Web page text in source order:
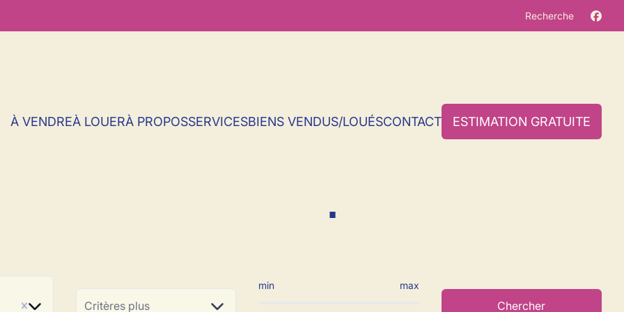
Recherche
À VENDREÀ LOUERÀ PROPOSSERVICESBIENS VENDUS/LOUÉSCONTACT ESTIMATION GRATUITE
à vendre en Erquelinnes
Critères plus
min max
Chercher